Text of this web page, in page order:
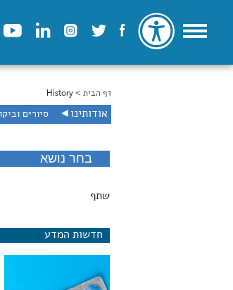
הינך נמצא כאן
דף הבית > History
אודותינו ◄ סיורים
שתף
חדשות המדע